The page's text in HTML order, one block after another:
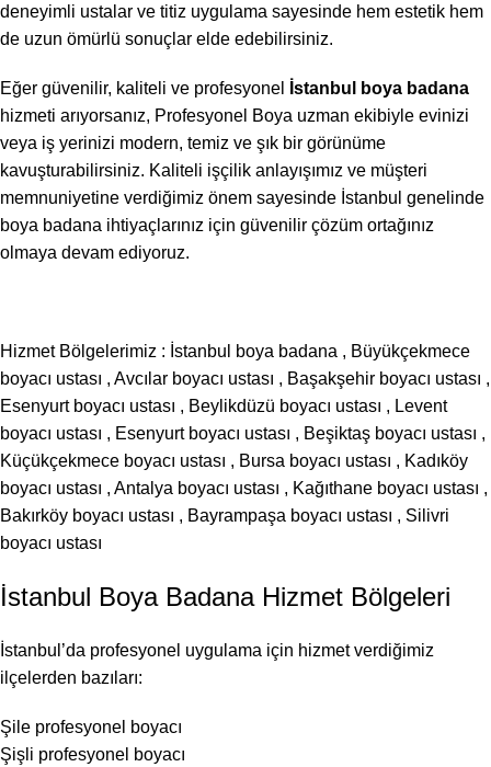
deneyimli ustalar ve titiz uygulama sayesinde hem estetik hem
de uzun ömürlü sonuçlar elde edebilirsiniz.
Eğer güvenilir, kaliteli ve profesyonel
İstanbul boya badana
hizmeti arıyorsanız, Profesyonel Boya uzman ekibiyle evinizi
veya iş yerinizi modern, temiz ve şık bir görünüme
kavuşturabilirsiniz. Kaliteli işçilik anlayışımız ve müşteri
memnuniyetine verdiğimiz önem sayesinde İstanbul genelinde
boya badana ihtiyaçlarınız için güvenilir çözüm ortağınız
olmaya devam ediyoruz.
Hizmet Bölgelerimiz : İstanbul boya badana , Büyükçekmece
boyacı ustası , Avcılar boyacı ustası , Başakşehir boyacı ustası ,
Esenyurt boyacı ustası , Beylikdüzü boyacı ustası , Levent
boyacı ustası , Esenyurt boyacı ustası , Beşiktaş boyacı ustası ,
Küçükçekmece boyacı ustası , Bursa boyacı ustası , Kadıköy
boyacı ustası , Antalya boyacı ustası , Kağıthane boyacı ustası ,
Bakırköy boyacı ustası , Bayrampaşa boyacı ustası , Silivri
boyacı ustası
İstanbul Boya Badana Hizmet Bölgeleri
İstanbul’da profesyonel uygulama için hizmet verdiğimiz
ilçelerden bazıları:
Şile profesyonel boyacı
Şişli profesyonel boyacı